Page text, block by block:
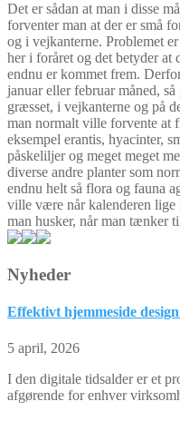
Det er sådan at man i disse
forventer man at der er små
og i vejkanterne. Problemet
her i foråret og det betyder at
endnu er kommet frem.
januar eller februar måned,
græsset, i vejkanterne og på
man normalt ville forvente at
eksempel erantis, hyacinter,
påskeliljer og meget meget
diverse andre planter som
endnu helt så flora og fauna
ville være når kalenderen
man husker, når man tænker
Nyheder
Effektivt hjemmeside
5 april, 2026
I den digitale tidsalder er et
afgørende for enhver